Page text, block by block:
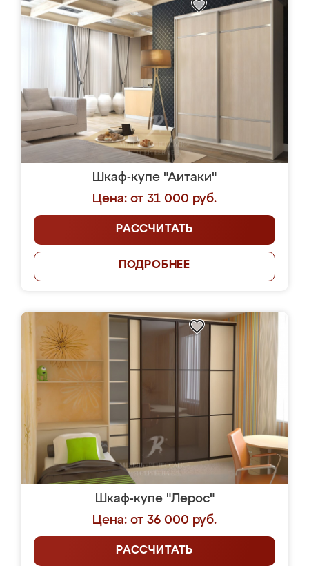
Шкаф-купе "Аитаки"
Цена: от 31 000 руб.
РАССЧИТАТЬ
ПОДРОБНЕЕ
Шкаф-купе "Лерос"
Цена: от 36 000 руб.
РАССЧИТАТЬ